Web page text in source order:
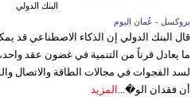
البنك الدولي
بروكسل - عُمان اليوم
قال البنك الدولي إن الذكاء الاصطناعي قد
ما يعادل قرناً من التنمية في غضون عقد
لسد الفجوات في مجالات الطاقة والاتصال
أن فقدان الو�... المزيد